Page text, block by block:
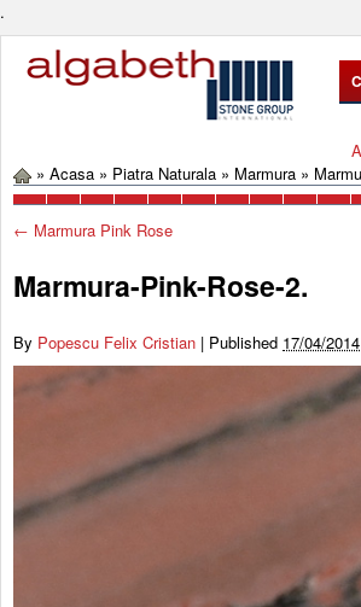
.
» Acasa » Piatra Naturala » Marmura »
← Marmura Pink Rose
Marmura-Pink-Rose-2.
By Popescu Felix Cristian | Published 17/04/2014